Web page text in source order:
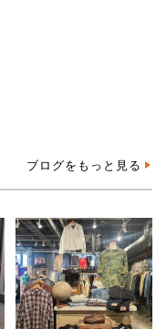
ブログをもっと見る